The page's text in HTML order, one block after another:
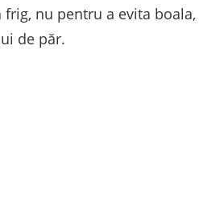
nu pentru a evita
de păr.